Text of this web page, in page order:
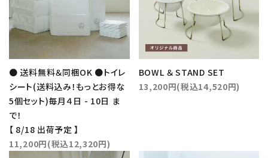
● 送料無料＆同梱OK ●トイレ
シート(送料込み！もっとお得な
5個セット)毎月４日 - 10日 ま
で！
【 8/18 出荷予定 】
11,200円(税込12,320円)
BOWL ＆ STAND SET
13,200円(税込14,520円)